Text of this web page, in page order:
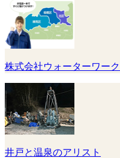
株式会社ウォーターワー
井戸と温泉のアリスト